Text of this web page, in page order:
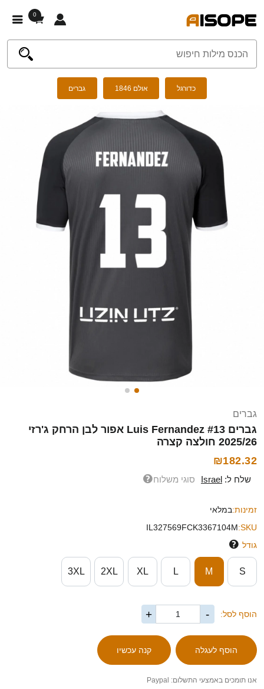
0
כדורגל אולם 1846 גברים
גברים
גברים Luis Fernandez #13 אפור לבן הרחק ג'רזי
2025/26 חולצה קצרה
₪182.32
שלח ל: Israel סוגי משלוח
זמינות:במלאי
SKU:
IL327569FCK3367104M
גודל
S
M
L
XL
2XL
3XL
הוסף לסל: -
+
אנו תומכים באמצעי התשלום: Paypal